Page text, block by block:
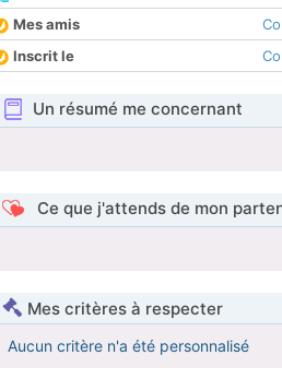
Mes amis
Inscrit le
Un résumé me concernant
Ce que j'attends de mon
Mes critères à respecter
Aucun critère n'a été personnalisé